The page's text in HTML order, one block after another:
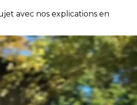
avec nos explications en